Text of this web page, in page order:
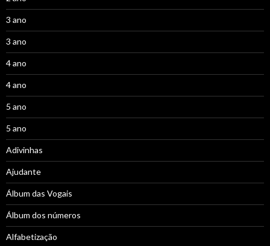
3 ano
3 ano
4 ano
4 ano
5 ano
5 ano
Adivinhas
Ajudante
Álbum das Vogais
Álbum dos números
Alfabetização